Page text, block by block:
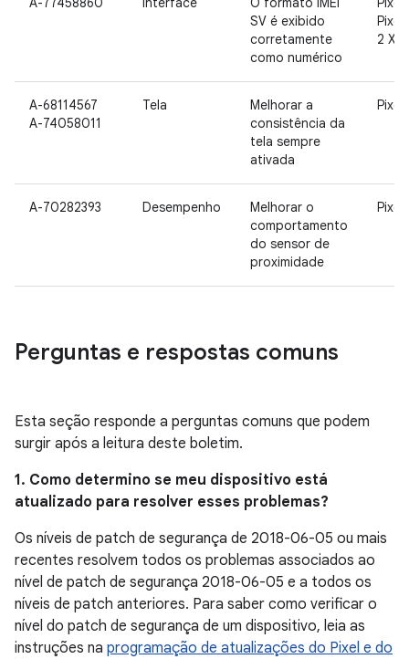
SV é exibido
corretamente
como numérico
Pixel
2 XL
A-68114567
A-74058011
Tela
Melhorar a
consistência da
tela sempre
ativada
Pixel
A-70282393 Desempenho
Melhorar o
comportamento
do sensor de
proximidade
Pixel
Perguntas e respostas comuns
Esta seção responde a perguntas comuns que podem
surgir após a leitura deste boletim.
1. Como determino se meu dispositivo está
atualizado para resolver esses problemas?
Os níveis de patch de segurança de 2018-06-05 ou mais
recentes resolvem todos os problemas associados ao
nível de patch de segurança 2018-06-05 e a todos os
níveis de patch anteriores. Para saber como verificar o
nível do patch de segurança de um dispositivo, leia as
instruções na programação de atualizações do Pixel e do